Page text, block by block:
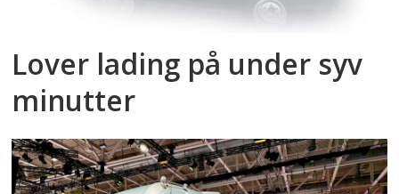
Lover lading på under syv
minutter